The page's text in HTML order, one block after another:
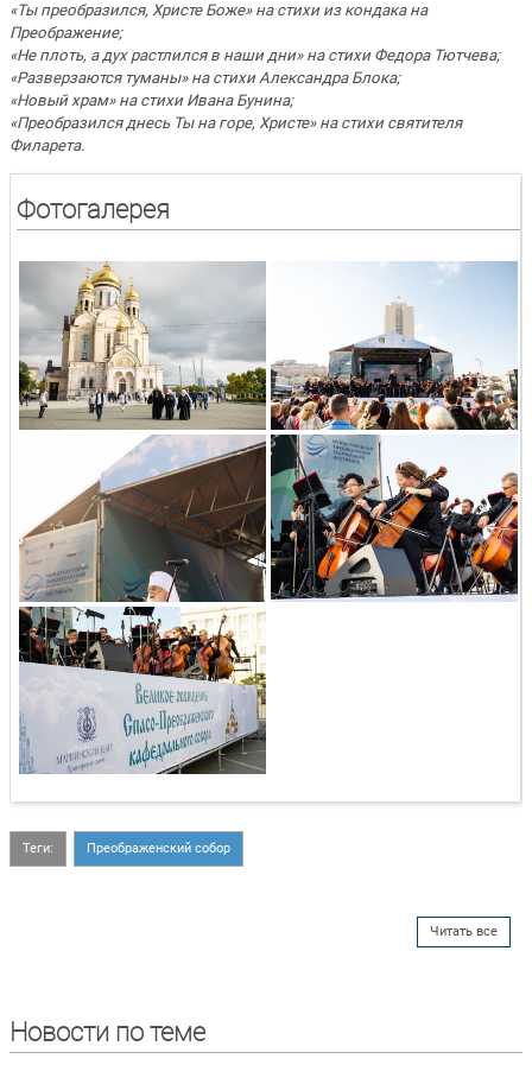
«Ты преобразился, Христе Боже» на стихи из кондака на
Преображение;
«Не плоть, а дух растлился в наши дни» на стихи Федора Тютчева;
«Разверзаются туманы» на стихи Александра Блока;
«Новый храм» на стихи Ивана Бунина;
«Преобразился днесь Ты на горе, Христе» на стихи святителя
Филарета.
Фотогалерея
Теги: Преображенский собор
Читать все
Новости по теме